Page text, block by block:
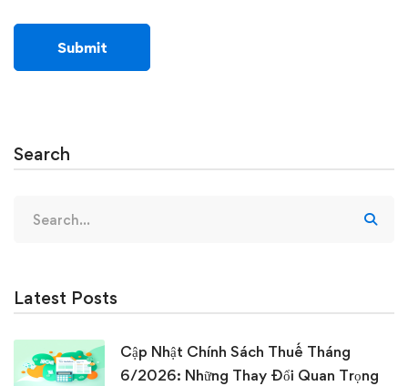
Search
for:
Latest Posts
Cập Nhật Chính Sách Thuế Tháng
6/2026: Những Thay Đổi Quan Trọng